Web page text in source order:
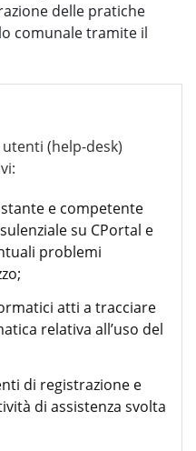
delle pratiche
comunale tramite il
(help-desk)
e competente
su CPortal e
problemi
atti a tracciare
relativa all’uso del
di registrazione e
di assistenza svolta